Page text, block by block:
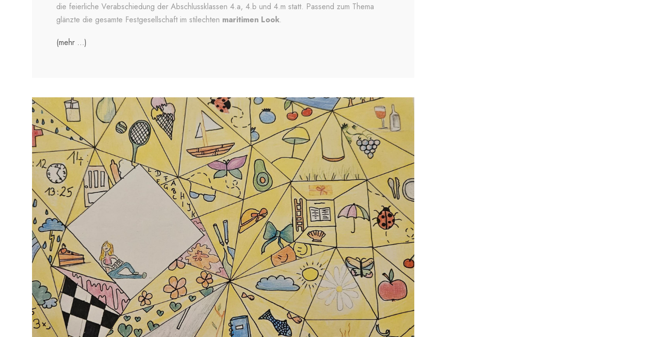
die feierliche Verabschiedung der Abschlussklassen 4.a, 4.b und 4.m statt. Passend zum Thema
glänzte die gesamte Festgesellschaft im stilechten maritimen Look.
(mehr …)